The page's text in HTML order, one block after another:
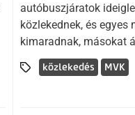
autóbuszjáratok
közlekednek, és egyes
kimaradnak, másokat
közlekedés MVK